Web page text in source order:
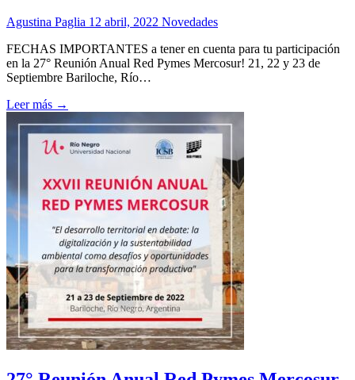
Agustina Paglia 12 abril, 2022 Novedades
FECHAS IMPORTANTES a tener en cuenta para tu participación
en la 27° Reunión Anual Red Pymes Mercosur! 21, 22 y 23 de
Septiembre Bariloche, Río…
Leer más →